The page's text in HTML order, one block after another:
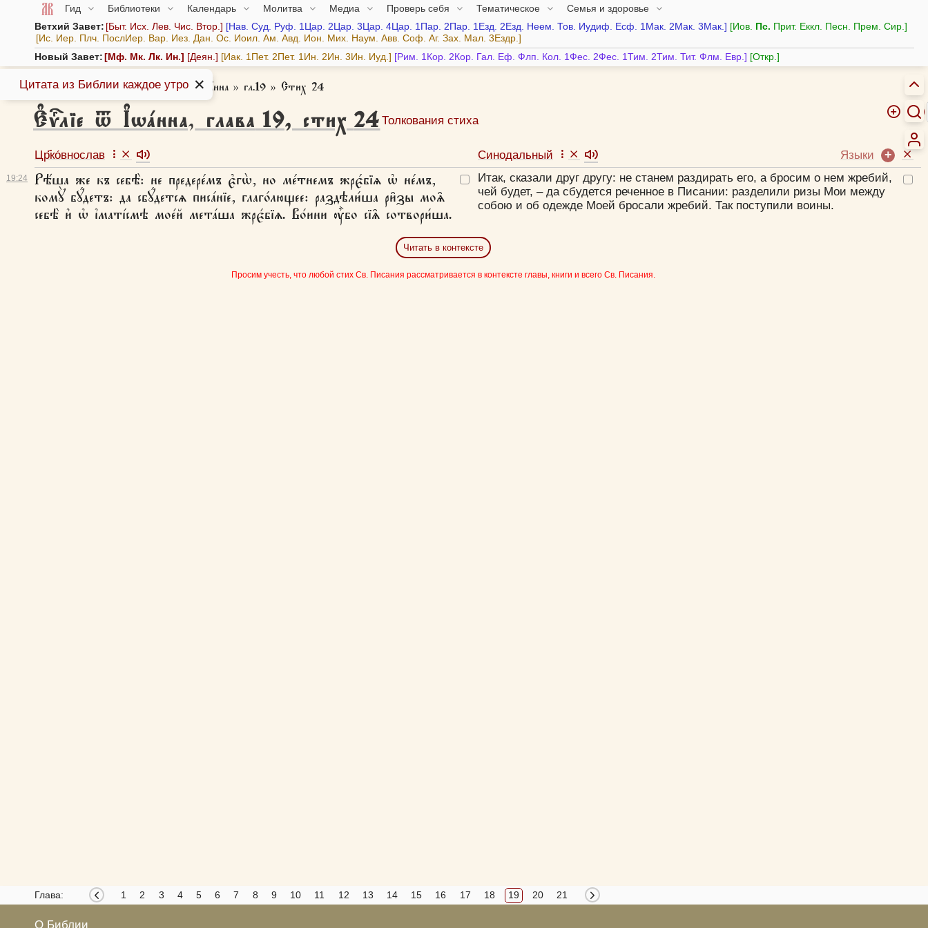
Гид Библиотеки Календарь Молитва Медиа Проверь себя Тематическое
Семья и здоровье
Ветхий Завет: Быт. Исх. Лев. Чис. Втор. Нав. Суд. Руф. 1Цар. 2Цар. 3Цар. 4Цар. 1Пар. 2Пар. 1Езд. 2Езд. Неем. Тов. Иудиф. Есф. 1Мак. 2Мак. 3Мак. Иов. Пс. Прит. Еккл. Песн. Прем. Сир.
Ис. Иер. Плч. ПослИер. Вар. Иез. Дан. Ос. Иоил. Ам. Авд. Ион. Мих. Наум. Авв. Соф. Аг. Зах. Мал. 3Ездр.
Новый Завет: Мф. Мк. Лк. Ин. Деян. Иак. 1Пет. 2Пет. 1Ин. 2Ин. 3Ин. Иуд. Рим. 1Кор. 2Кор. Гал. Еф. Флп. Кол. 1Фес. 2Фес. 1Тим. 2Тим. Тит. Флм. Евр. Откр.
Азбука веры » Библия »Є҆ѵⷢ҇лїе ѿ І҆ѡа́нна » гл.19 » Стих 24
Є҆ѵⷢ҇лїе ѿ І҆ѡа́нна, глава 19,стих 24Толкования стиха
19:24
Цр҃ко́внослав
Рѣ́ша же къ себѣ̀: не предере́мъ є҆гѡ̀, но ме́тнемъ жрє́бїѧ ѡ҆ не́мъ,
комꙋ̀ бꙋ́детъ: да сбꙋ́детсѧ писа́нїе, глаго́лющее: раздѣли́ша ри̑зы моѧ̑
себѣ̀ и҆ ѡ҆ і҆маті́смѣ мое́й мета́ша жрє́бїѧ. Во́ини ᲂу҆̀бо сїѧ̑ сотвори́ша.
Синодальный
Языки
Итак, сказали друг другу: не станем раздирать его, а бросим о нем жребий,
чей будет, – да сбудется реченное в Писании: разделили ризы Мои между
собою и об одежде Моей бросали жребий. Так поступили воины.
Читать в контексте
Просим учесть, что любой стих Св. Писания рассматривается в контексте главы, книги и всего Св. Писания.
Глава: 1 2 3 4 5 6 7 8 9 10 11 12 13 14 15 16 17 18 19 20 21
О Библии
Цитата из Библии каждое утро ✕